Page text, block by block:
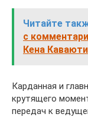
Читайте
с
Кена Каваюти
Карданная и
крутящего
передач к